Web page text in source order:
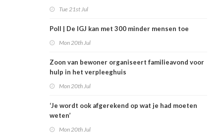
Tue 21st Jul
Poll | De IGJ kan met 300 minder mensen toe
Mon 20th Jul
Zoon van bewoner organiseert familieavond voor
hulp in het verpleeghuis
Mon 20th Jul
‘Je wordt ook afgerekend op wat je had moeten
weten’
Mon 20th Jul